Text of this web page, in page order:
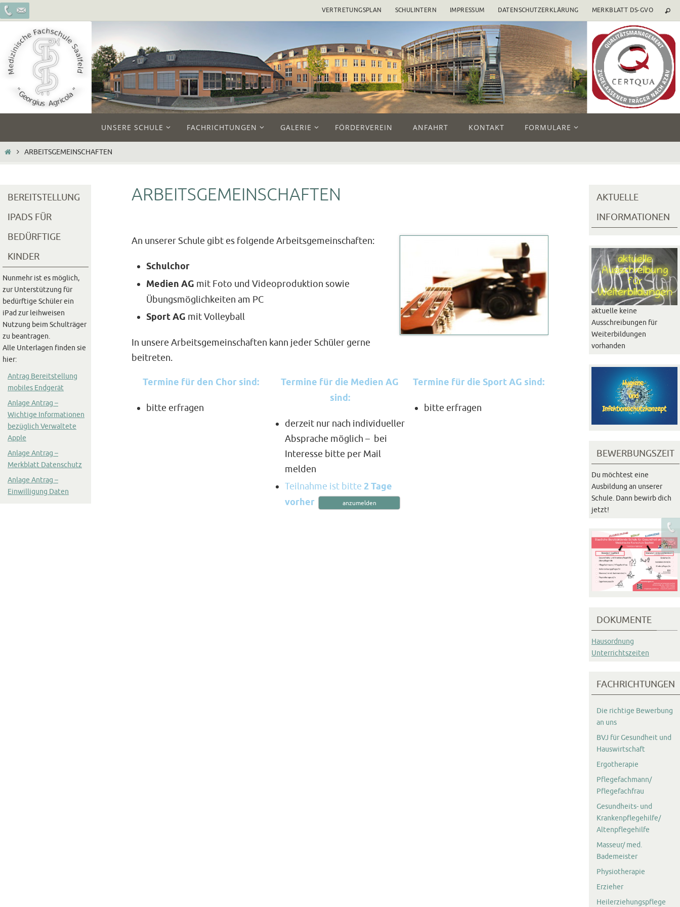
Zum
Inhalt
springen
VERTRETUNGSPLAN SCHULINTERN IMPRESSUM DATENSCHUTZERKLÄRUNG MERKBLATT DS-GVO
springen
UNSERE SCHULE FACHRICHTUNGEN GALERIE FÖRDERVEREIN ANFAHRT KONTAKT FORMULARE
STARTARBEITSGEMEINSCHAFTEN
ARBEITSGEMEINSCHAFTEN
An unserer Schule gibt es folgende Arbeitsgemeinschaften:
Schulchor
Medien AG mit Foto und Videoproduktion sowie
Übungsmöglichkeiten am PC
Sport AG mit Volleyball
In unsere Arbeitsgemeinschaften kann jeder Schüler gerne
beitreten.
Termine für den Chor sind:
bitte erfragen
Termine für die Medien AG
sind:
derzeit nur nach individueller
Absprache möglich – bei
Interesse bitte per Mail
melden
Teilnahme ist bitte 2 Tage
vorher
anzumelden
Termine für die Sport AG sind:
bitte erfragen
BEREITSTELLUNG
IPADS FÜR
BEDÜRFTIGE
KINDER
Nunmehr ist es möglich,
zur Unterstützung für
bedürftige Schüler ein
iPad zur leihweisen
Nutzung beim Schulträger
zu beantragen.
Alle Unterlagen finden sie
hier:
Antrag Bereitstellung
mobiles Endgerät
Anlage Antrag –
Wichtige Informationen
bezüglich Verwaltete
Apple
Anlage Antrag –
Merkblatt Datenschutz
Anlage Antrag –
Einwilligung Daten
AKTUELLE
INFORMATIONEN
aktuelle keine
Ausschreibungen für
Weiterbildungen
vorhanden
BEWERBUNGSZEIT
Du möchtest eine
Ausbildung an unserer
Schule. Dann bewirb dich
jetzt!
DOKUMENTE
Hausordnung
Unterrichtszeiten
FACHRICHTUNGEN
Die richtige Bewerbung
an uns
BVJ für Gesundheit und
Hauswirtschaft
Ergotherapie
Pflegefachmann/
Pflegefachfrau
Gesundheits- und
Krankenpflegehilfe/
Altenpflegehilfe
Masseur/ med.
Bademeister
Physiotherapie
Erzieher
Heilerziehungspflege